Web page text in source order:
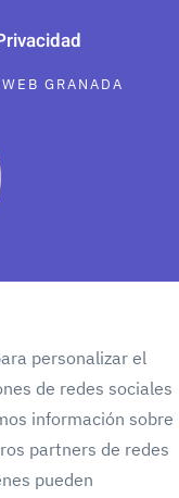
GRANADA
personalizar el
de redes sociales
información sobre
partners de redes
pueden